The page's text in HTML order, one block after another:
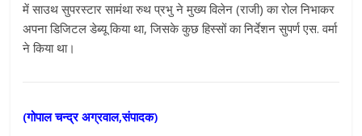
में साउथ सुपरस्टार सामंथा रुथ प्रभु ने मुख्य विलेन (राजी) का रोल निभाकर
अपना डिजिटल डेब्यू किया था, जिसके कुछ हिस्सों का निर्देशन सुपर्ण एस. वर्मा
ने किया था।
(गोपाल चन्द्र अग्रवाल,संपादक)